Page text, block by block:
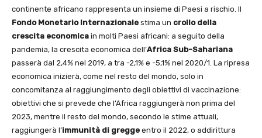
continente africano rappresenta un insieme di Paesi a rischio. Il
Fondo Monetario Internazionale stima un crollo della
crescita economica in molti Paesi africani: a seguito della
pandemia, la crescita economica dell’Africa Sub-Sahariana
passerà dal 2,4% nel 2019, a tra -2,1% e -5,1% nel 2020/1. La ripresa
economica inizierà, come nel resto del mondo, solo in
concomitanza al raggiungimento degli obiettivi di vaccinazione:
obiettivi che si prevede che l’Africa raggiungerà non prima del
2023, mentre il resto del mondo, secondo le stime attuali,
raggiungerà l’immunità di gregge entro il 2022, o addirittura